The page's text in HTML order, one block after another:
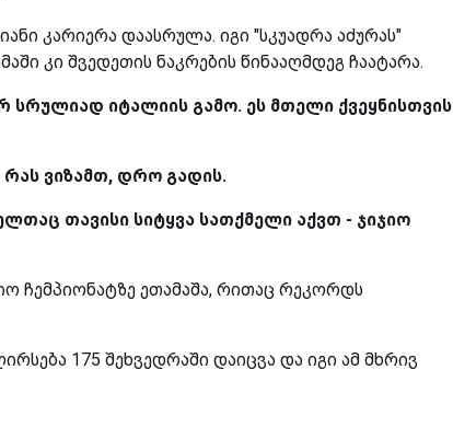
კარიერა დაასრულა. იგი "სკუადრა აძურას"
კი შვედეთის ნაკრების წინააღმდეგ ჩაატარა.
სრულიად იტალიის გამო. ეს მთელი ქვეყნისთვის
რას ვიზამთ, დრო გადის.
თავისი სიტყვა სათქმელი აქვთ - ჯიჯიო
ჩემპიონატზე ეთამაშა, რითაც რეკორდს
175 შეხვედრაში დაიცვა და იგი ამ მხრივ